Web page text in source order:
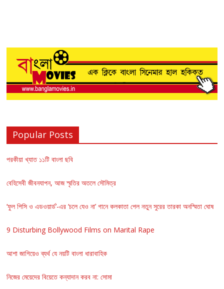
Popular Posts
পরকীয়া খ্যাত ১১টি বাংলা ছবি
বেহিসেবী জীবনযাপন, আজ স্মৃতির অতলে সৌমিত্র
‘ফুল পিসি ও এডওয়ার্ড’-এর ‘চলে যেও না’ গানে কলকাতা পেল নতুন সুরের তারকা অনস্মিতা ঘোষ
9 Disturbing Bollywood Films on Marital Rape
আশা জাগিয়েও ব্যর্থ যে নয়টি বাংলা ধারাবাহিক
নিজের মেয়েদের বিয়েতে কন্যাদান করব না: সোমা